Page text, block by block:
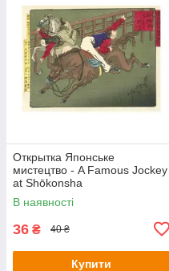
Открытка Японське
мистецтво - A Famous Jockey
at Shōkonsha
В наявності
36 ₴ 40 ₴
Купити